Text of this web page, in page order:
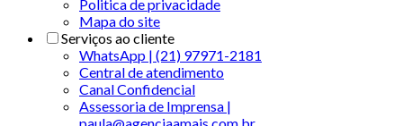
Politica de privacidade
Mapa do site
Serviços ao cliente
WhatsApp | (21) 97971-2181
Central de atendimento
Canal Confidencial
Assessoria de Imprensa |
paula@agenciaamais.com.br